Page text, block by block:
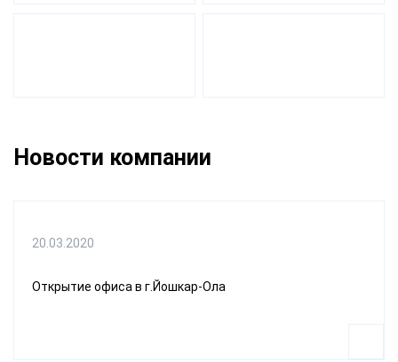
Новости компании
20.03.2020
Открытие офиса в г.Йошкар-Ола